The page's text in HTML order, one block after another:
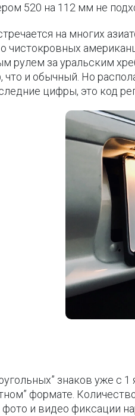
520 на 112 мм не
на многих
рулем за уральским
и обычный. Но
цифры, это код
знаков уже с
формате.
фото и видео фиксации